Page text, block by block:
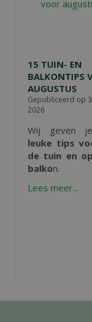
15 TUIN- EN
BALKONTIPS
AUGUSTUS
Gepubliceerd op
2026
Wij geven
leuke tips
de tuin en
balkon.
Lees meer...